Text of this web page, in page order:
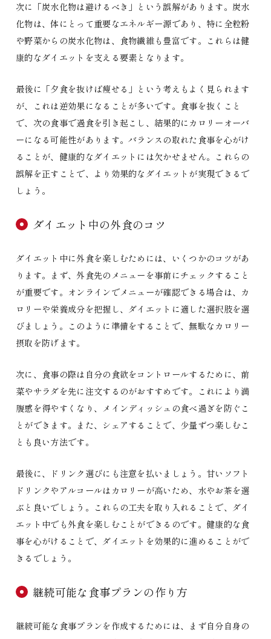
次に「炭水化物は避けるべき」という誤解があります。炭水
化物は、体にとって重要なエネルギー源であり、特に全粒粉
や野菜からの炭水化物は、食物繊維も豊富です。これらは健
康的なダイエットを支える要素となります。
最後に「夕食を抜けば痩せる」という考えもよく見られます
が、これは逆効果になることが多いです。食事を抜くこと
で、次の食事で過食を引き起こし、結果的にカロリーオーバ
ーになる可能性があります。バランスの取れた食事を心がけ
ることが、健康的なダイエットには欠かせません。これらの
誤解を正すことで、より効果的なダイエットが実現できるで
しょう。
ダイエット中の外食のコツ
ダイエット中に外食を楽しむためには、いくつかのコツがあ
ります。まず、外食先のメニューを事前にチェックすること
が重要です。オンラインでメニューが確認できる場合は、カ
ロリーや栄養成分を把握し、ダイエットに適した選択肢を選
びましょう。このように準備をすることで、無駄なカロリー
摂取を防げます。
次に、食事の際は自分の食欲をコントロールするために、前
菜やサラダを先に注文するのがおすすめです。これにより満
腹感を得やすくなり、メインディッシュの食べ過ぎを防ぐこ
とができます。また、シェアすることで、少量ずつ楽しむこ
とも良い方法です。
最後に、ドリンク選びにも注意を払いましょう。甘いソフト
ドリンクやアルコールはカロリーが高いため、水やお茶を選
ぶと良いでしょう。これらの工夫を取り入れることで、ダイ
エット中でも外食を楽しむことができるのです。健康的な食
事を心がけることで、ダイエットを効果的に進めることがで
きるでしょう。
継続可能な食事プランの作り方
継続可能な食事プランを作成するためには、まず自分自身の